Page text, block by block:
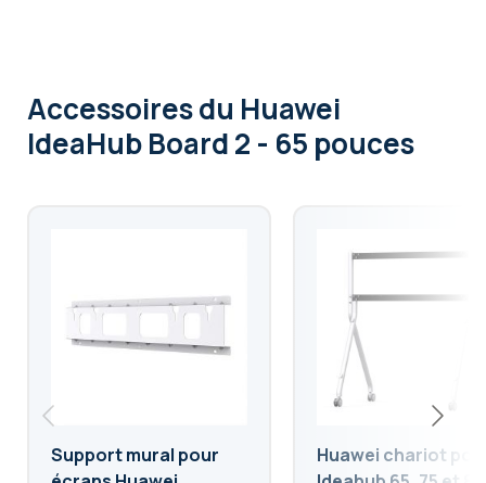
Accessoiresdu Huawei
IdeaHub Board 2 - 65 pouces
Support mural pour
Huawei chariot